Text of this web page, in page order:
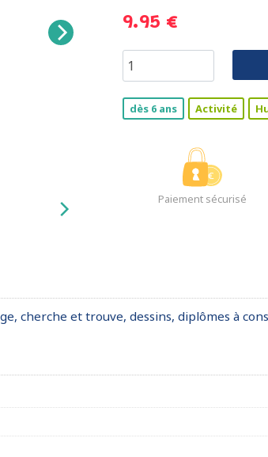
9.95 €
dès 6 ans Activité
Paiement sécurisé
cherche et trouve, dessins, diplômes à